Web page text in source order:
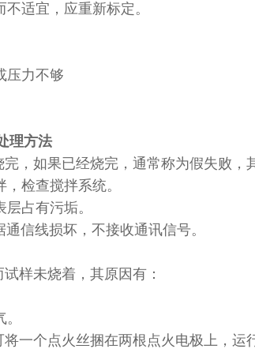
适宜，应重新标定。
力不够
理方法
，如果已经烧完，通常称为假失败，
检查搅拌系统。
占有污垢。
信线损坏，不接收通讯信号。
样未烧着，其原因有：
一个点火丝捆在两根点火电极上，运